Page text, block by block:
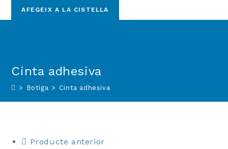
CintaAFEGEIX A LA CISTELLA
Cinta adhesiva
> Botiga > Cinta adhesiva
Producte anterior